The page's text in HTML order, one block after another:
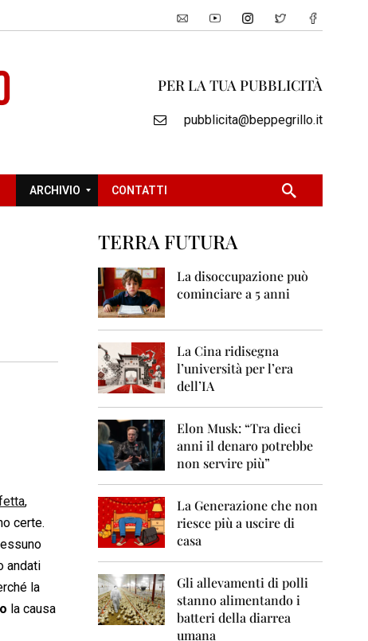
PER LA TUA PUBBLICITÀ
pubblicita@beppegrillo.it
ARCHIVIO
0
8
2
0
9
CONTATTI
,
certe.
andati
la
la causa
TERRA FUTURA
La disoccupazione può
cominciare a 5 anni
La Cina ridisegna
l’università per l’era
dell’IA
Elon Musk: “Tra dieci
anni il denaro potrebbe
non servire più”
La Generazione che non
riesce più a uscire di
casa
Gli allevamenti di polli
stanno alimentando i
batteri della diarrea
umana